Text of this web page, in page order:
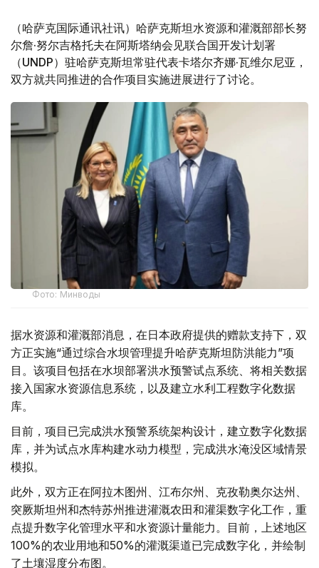
（哈萨克国际通讯社讯）哈萨克斯坦水资源和灌溉部部长努
尔詹·努尔吉格托夫在阿斯塔纳会见联合国开发计划署
（UNDP）驻哈萨克斯坦常驻代表卡塔尔齐娜·瓦维尔尼亚，
双方就共同推进的合作项目实施进展进行了讨论。
Фото: Минводы
据水资源和灌溉部消息，在日本政府提供的赠款支持下，双
方正实施“通过综合水坝管理提升哈萨克斯坦防洪能力”项
目。该项目包括在水坝部署洪水预警试点系统、将相关数据
接入国家水资源信息系统，以及建立水利工程数字化数据
库。
目前，项目已完成洪水预警系统架构设计，建立数字化数据
库，并为试点水库构建水动力模型，完成洪水淹没区域情景
模拟。
此外，双方正在阿拉木图州、江布尔州、克孜勒奥尔达州、
突厥斯坦州和杰特苏州推进灌溉农田和灌渠数字化工作，重
点提升数字化管理水平和水资源计量能力。目前，上述地区
100%的农业用地和50%的灌溉渠道已完成数字化，并绘制
了土壤湿度分布图。